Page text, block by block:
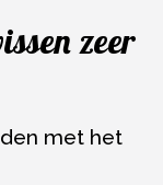
zeer
met het